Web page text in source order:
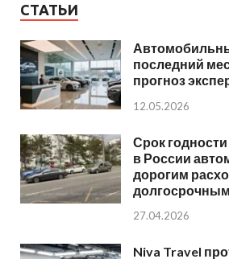
СТАТЬИ
последний
прогноз
12.05.2026
Срок
в России
дорогим
27.04.2026
Niva Travel